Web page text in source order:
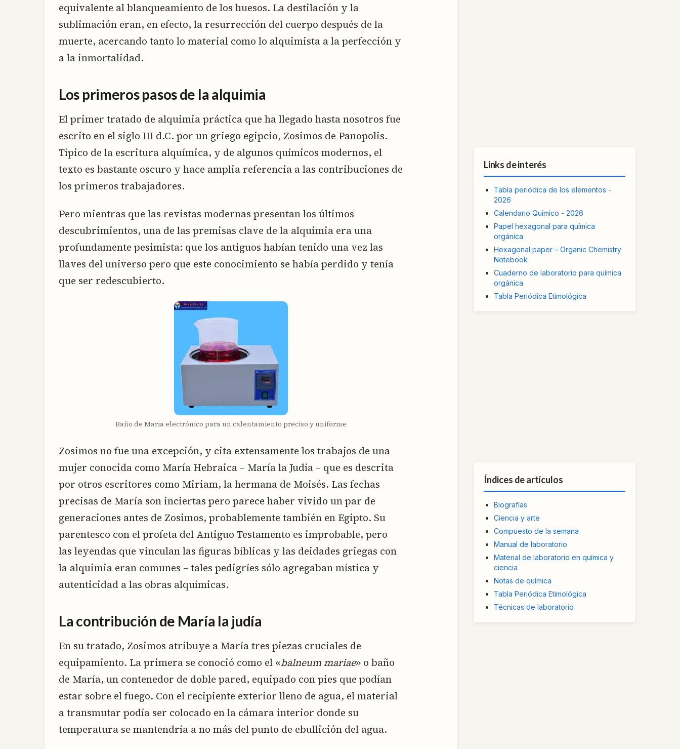
equivalente al blanqueamiento de los huesos. La destilación y la
sublimación eran, en efecto, la resurrección del cuerpo después de la
muerte, acercando tanto lo material como lo alquimista a la perfección y
a la inmortalidad.
Los primeros pasos de la alquimia
El primer tratado de alquimia práctica que ha llegado hasta nosotros fue
escrito en el siglo III d.C. por un griego egipcio, Zosimos de Panopolis.
Típico de la escritura alquímica, y de algunos químicos modernos, el
texto es bastante oscuro y hace amplia referencia a las contribuciones de
los primeros trabajadores.
Pero mientras que las revistas modernas presentan los últimos
descubrimientos, una de las premisas clave de la alquimia era una
profundamente pesimista: que los antiguos habían tenido una vez las
llaves del universo pero que este conocimiento se había perdido y tenía
que ser redescubierto.
Baño de Maria electrónico para un calentamiento preciso y uniforme
Zosimos no fue una excepción, y cita extensamente los trabajos de una
mujer conocida como María Hebraica – María la Judía – que es descrita
por otros escritores como Miriam, la hermana de Moisés. Las fechas
precisas de María son inciertas pero parece haber vivido un par de
generaciones antes de Zosimos, probablemente también en Egipto. Su
parentesco con el profeta del Antiguo Testamento es improbable, pero
las leyendas que vinculan las figuras bíblicas y las deidades griegas con
la alquimia eran comunes – tales pedigríes sólo agregaban mística y
autenticidad a las obras alquímicas.
La contribución de María la judía
En su tratado, Zosimos atribuye a María tres piezas cruciales de
equipamiento. La primera se conoció como el «balneum mariae» o baño
de María, un contenedor de doble pared, equipado con pies que podían
estar sobre el fuego. Con el recipiente exterior lleno de agua, el material
a transmutar podía ser colocado en la cámara interior donde su
temperatura se mantendría a no más del punto de ebullición del agua.
Links de interés
Tabla periódica de los elementos -
2026
Calendario Químico - 2026
Papel hexagonal para química
orgánica
Hexagonal paper – Organic Chemistry
Notebook
Cuaderno de laboratorio para química
orgánica
Tabla Periódica Etimológica
Índices de artículos
Biografías
Ciencia y arte
Compuesto de la semana
Manual de laboratorio
Material de laboratorio en química y
ciencia
Notas de química
Tabla Periódica Etimológica
Técnicas de laboratorio